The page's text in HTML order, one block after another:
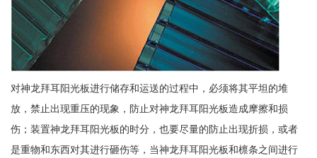
对神龙拜耳阳光板进行储存和运送的过程中，必须将其平坦的堆
放，禁止出现重压的现象，防止对神龙拜耳阳光板造成摩擦和损
伤；装置神龙拜耳阳光板的时分，也要尽量的防止出现折损，或者
是重物和东西对其进行砸伤等，当神龙拜耳阳光板和檩条之间进行